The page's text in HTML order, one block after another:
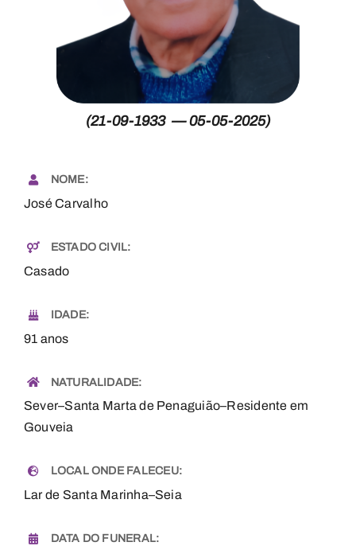
Contactos
(21-09-1933 — 05-05-2025)
NOME:
José Carvalho
ESTADO CIVIL:
Casado
IDADE:
91 anos
NATURALIDADE:
Sever–Santa Marta de Penaguião–Residente em
Gouveia
LOCAL ONDE FALECEU:
Lar de Santa Marinha–Seia
DATA DO FUNERAL: